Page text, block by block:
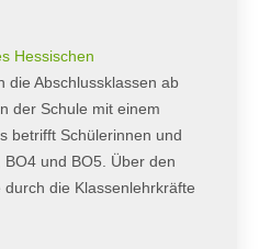
Hessischen
die Abschlussklassen ab
der Schule mit einem
betrifft Schülerinnen und
und BO5. Über den
die Klassenlehrkräfte